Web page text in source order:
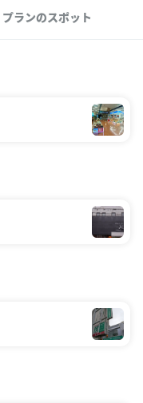
プランのスポット